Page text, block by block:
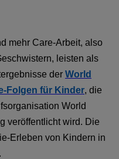
mehr Care-Arbeit, also
leisten als
der World
Folgen für Kinder, die
World
veröffentlicht wird. Die
Erleben von Kindern in